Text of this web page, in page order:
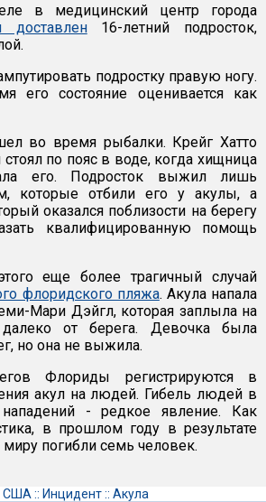
в медицинский центр города
доставлен16-летний подросток,
подростку правую ногу.
его состояние оценивается как
во время рыбалки. Крейг Хатто
по пояс в воде, когда хищница
его. Подросток выжил лишь
которые отбили его у акулы, а
оказался поблизости на берегу
квалифицированную помощь
еще более трагичный случай
флоридского пляжа. Акула напала
Мари Дэйгл, которая заплыла на
от берега. Девочка была
но она не выжила.
Флориды регистрируются в
акул на людей. Гибель людей в
нападений - редкое явление. Как
в прошлом году в результате
миру погибли семь человек.
США :: Инцидент:: Акула